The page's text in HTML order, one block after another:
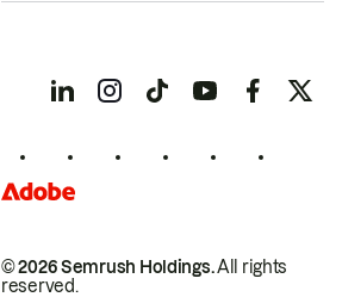
© 2026 Semrush Holdings.All rights
reserved.